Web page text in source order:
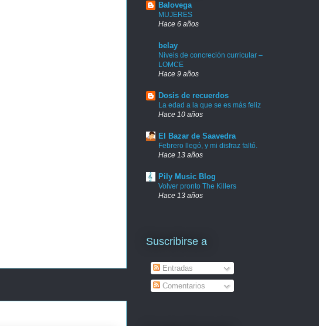
Balovega
MUJERES
Hace 6 años
belay
Niveis de concreción curricular –
LOMCE
Hace 9 años
Dosis de recuerdos
La edad a la que se es más feliz
Hace 10 años
El Bazar de Saavedra
Febrero llegó, y mi disfraz faltó.
Hace 13 años
Pily Music Blog
Volver pronto The Killers
Hace 13 años
Suscribirse a
Entradas
Comentarios